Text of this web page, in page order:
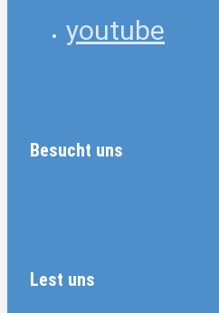
youtube
Besucht uns
Lest uns